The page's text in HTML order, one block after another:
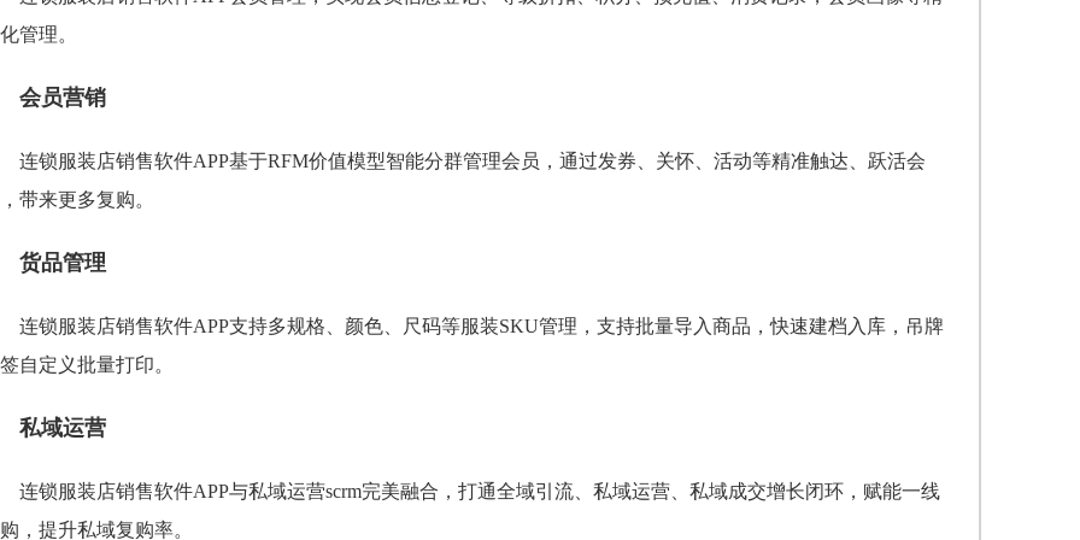
管理。
会员营销
连锁服装店销售软件APP基于RFM价值模型智能分群管理会员，通过发券、关怀、活动等精准触达、跃活会
带来更多复购。
货品管理
连锁服装店销售软件APP支持多规格、颜色、尺码等服装SKU管理，支持批量导入商品，快速建档入库，吊牌
自定义批量打印。
私域运营
连锁服装店销售软件APP与私域运营scrm完美融合，打通全域引流、私域运营、私域成交增长闭环，赋能一线
，提升私域复购率。